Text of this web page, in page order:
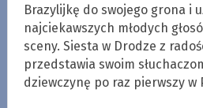
Brazylijkę do swojego grona i
najciekawszych młodych
sceny. Siesta w Drodze z
przedstawia swoim
dziewczynę po raz pierwszy w